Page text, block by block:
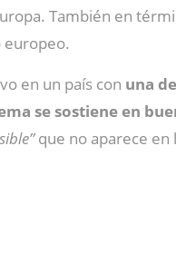
También en
europeo.
en un país con una
se sostiene en
que no aparece en